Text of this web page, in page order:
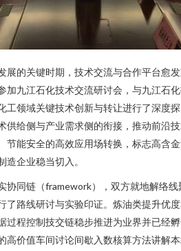
展的关键时期，技术交流与合作平台愈
加九江石化技术交流研讨会，与九江石
工领域关键技术创新与转让进行了深度探
供给侧与产业需求侧的衔接，推动前沿
节能安全的高效应用场转换，标志高含
企业稳当切入。
协同链（framework），双方就地解络线
了路线研讨与实验印证。炼油类提升优
过程控制技交链稳步推进为业界并已经
高价值车间讨论间歇入数核算方法讲解